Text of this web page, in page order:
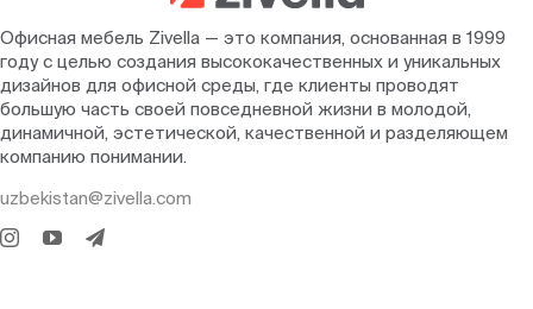
Офисная мебель Zivella — это компания, основанная в 1999
году с целью создания высококачественных и уникальных
дизайнов для офисной среды, где клиенты проводят
большую часть своей повседневной жизни в молодой,
динамичной, эстетической, качественной и разделяющем
компанию понимании.
uzbekistan@zivella.com